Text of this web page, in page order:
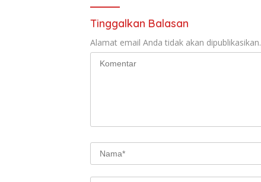
Tinggalkan Balasan
Alamat email Anda tidak akan dipublikasikan.